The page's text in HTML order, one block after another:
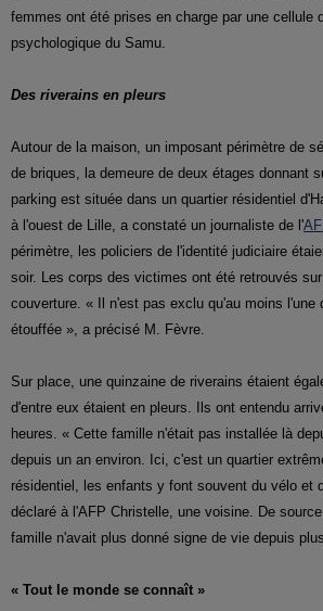
femmes ont été prises en charge par une cellule
psychologique du Samu.
Des riverains en pleurs
Autour de la maison, un imposant périmètre de
de briques, la demeure de deux étages donnant
parking est située dans un quartier résidentiel
à l'ouest de Lille, a constaté un journaliste de l'
périmètre, les policiers de l'identité judiciaire
soir. Les corps des victimes ont été retrouvés
couverture. « Il n'est pas exclu qu'au moins l'une
étouffée », a précisé M. Fèvre.
Sur place, une quinzaine de riverains étaient
d'entre eux étaient en pleurs. Ils ont entendu
heures. « Cette famille n'était pas installée là
depuis un an environ. Ici, c'est un quartier
résidentiel, les enfants y font souvent du vélo et
déclaré à l'AFP Christelle, une voisine. De
famille n'avait plus donné signe de vie depuis
« Tout le monde se connaît »